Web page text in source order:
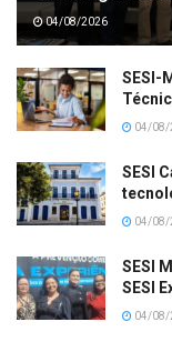
04/08/2026
SESI-
04/08/
SESI
04/08/
SESI
SESI
04/08/